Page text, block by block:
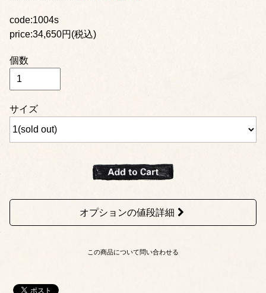
code:1004s
price:34,650円(税込)
個数
サイズ
オプションの値段詳細
この商品について問い合わせる